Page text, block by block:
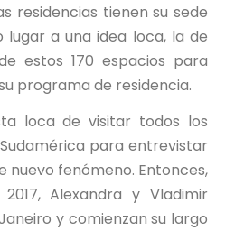
residencias tienen su sede
lugar a una idea loca, la de
estos 170 espacios para
programa de residencia.
loca de visitar todos los
para entrevistar
nuevo fenómeno. Entonces,
Alexandra y Vladimir
y comienzan su largo